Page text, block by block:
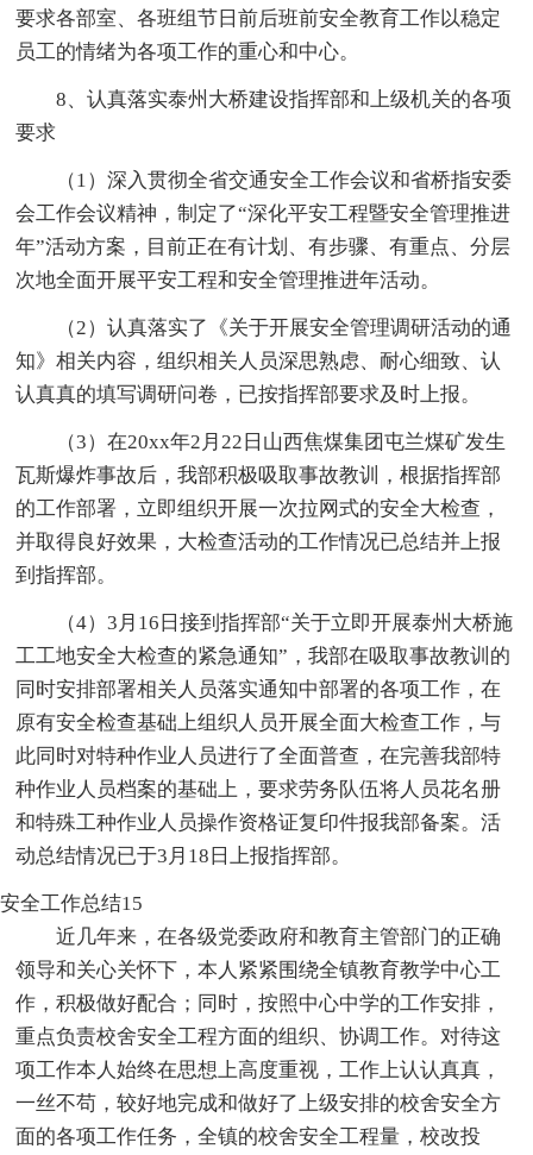
要求各部室、各班组节日前后班前安全教育工作以稳定
员工的情绪为各项工作的重心和中心。
8、认真落实泰州大桥建设指挥部和上级机关的各项
要求
（1）深入贯彻全省交通安全工作会议和省桥指安委
会工作会议精神，制定了“深化平安工程暨安全管理推进
年”活动方案，目前正在有计划、有步骤、有重点、分层
次地全面开展平安工程和安全管理推进年活动。
（2）认真落实了《关于开展安全管理调研活动的通
知》相关内容，组织相关人员深思熟虑、耐心细致、认
认真真的填写调研问卷，已按指挥部要求及时上报。
（3）在20xx年2月22日山西焦煤集团屯兰煤矿发生
瓦斯爆炸事故后，我部积极吸取事故教训，根据指挥部
的工作部署，立即组织开展一次拉网式的安全大检查，
并取得良好效果，大检查活动的工作情况已总结并上报
到指挥部。
（4）3月16日接到指挥部“关于立即开展泰州大桥施
工工地安全大检查的紧急通知”，我部在吸取事故教训的
同时安排部署相关人员落实通知中部署的各项工作，在
原有安全检查基础上组织人员开展全面大检查工作，与
此同时对特种作业人员进行了全面普查，在完善我部特
种作业人员档案的基础上，要求劳务队伍将人员花名册
和特殊工种作业人员操作资格证复印件报我部备案。活
动总结情况已于3月18日上报指挥部。
安全工作总结15
近几年来，在各级党委政府和教育主管部门的正确
领导和关心关怀下，本人紧紧围绕全镇教育教学中心工
作，积极做好配合；同时，按照中心中学的工作安排，
重点负责校舍安全工程方面的组织、协调工作。对待这
项工作本人始终在思想上高度重视，工作上认认真真，
一丝不苟，较好地完成和做好了上级安排的校舍安全方
面的各项工作任务，全镇的校舍安全工程量，校改投